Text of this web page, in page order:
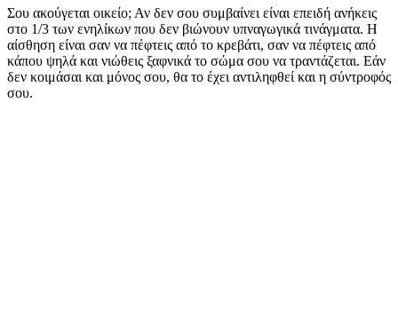
Σου ακούγεται οικείο; Αν δεν σου συμβαίνει είναι επειδή ανήκεις
στο 1/3 των ενηλίκων που δεν βιώνουν υπναγωγικά τινάγματα. Η
αίσθηση είναι σαν να πέφτεις από το κρεβάτι, σαν να πέφτεις από
κάπου ψηλά και νιώθεις ξαφνικά το σώμα σου να τραντάζεται. Εάν
δεν κοιμάσαι και μόνος σου, θα το έχει αντιληφθεί και η σύντροφός
σου.